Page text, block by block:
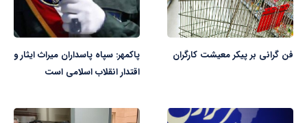
فن گرانی بر پیکر معیشت کارگران
پاکمهر: سپاه پاسداران میراث ایثار و
اقتدار انقلاب اسلامی است